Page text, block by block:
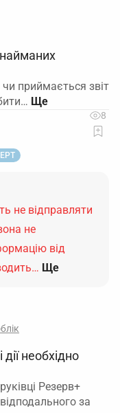
приймається звіт
8
не відправляти
не
від
Ще
необхідно
Резерв+
за